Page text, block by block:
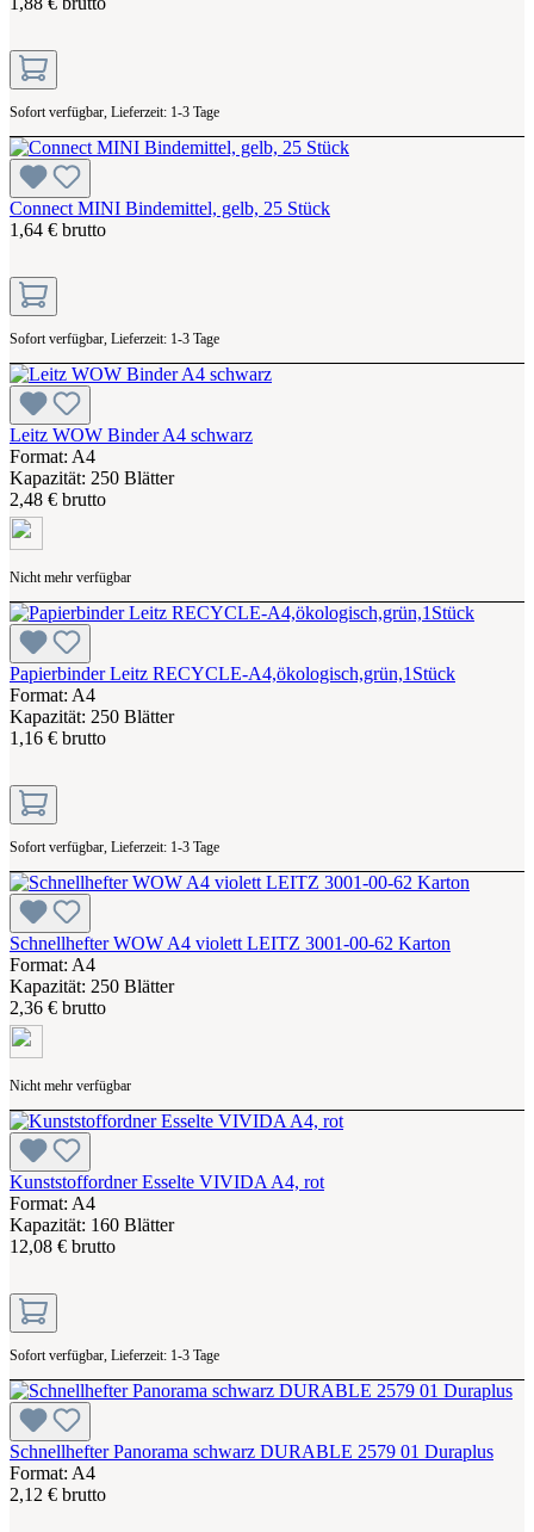
Sofort verfügbar, Lieferzeit: 1-3 Tage
Connect MINI Bindemittel, gelb, 25 Stück
1,64 € brutto
Sofort verfügbar, Lieferzeit: 1-3 Tage
Leitz WOW Binder A4 schwarz
Format: A4
Kapazität: 250 Blätter
2,48 € brutto
Nicht mehr verfügbar
Papierbinder Leitz RECYCLE-A4,ökologisch,grün,1Stück
Format: A4
Kapazität: 250 Blätter
1,16 € brutto
Sofort verfügbar, Lieferzeit: 1-3 Tage
Schnellhefter WOW A4 violett LEITZ 3001-00-62 Karton
Format: A4
Kapazität: 250 Blätter
2,36 € brutto
Nicht mehr verfügbar
Kunststoffordner Esselte VIVIDA A4, rot
Format: A4
Kapazität: 160 Blätter
12,08 € brutto
Sofort verfügbar, Lieferzeit: 1-3 Tage
Schnellhefter Panorama schwarz DURABLE 2579 01 Duraplus
Format: A4
2,12 € brutto